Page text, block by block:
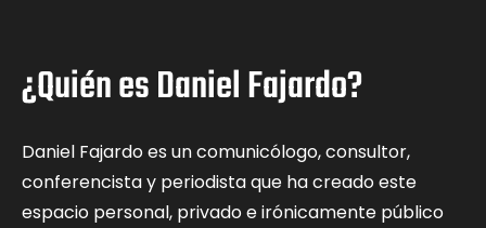
¿Quién es Daniel Fajardo?
Daniel Fajardo es un comunicólogo, consultor,
conferencista y periodista que ha creado este
espacio personal, privado e irónicamente público